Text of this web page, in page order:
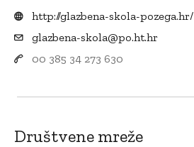
http://glazbena-skola-pozega.hr/
glazbena-skola@po.ht.hr
00 385 34 273 630
Društvene mreže